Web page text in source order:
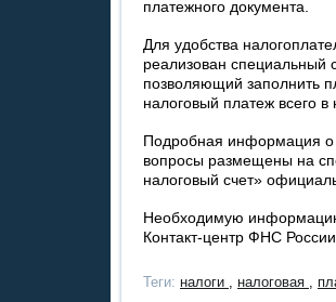
платежного документа.
Для удобства
реализован специальный
позволяющий заполнить
налоговый платеж всего в
Подробная информация о
вопросы размещены на
налоговый счет»
Необходимую
Контакт-центр ФНС
Теги: налоги , налоговая ,